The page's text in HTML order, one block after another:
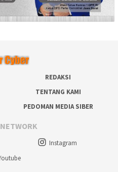
REDAKSI
TENTANG KAMI
PEDOMAN MEDIA SIBER
Instagram